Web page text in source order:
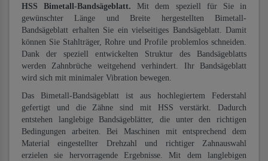
HSS Bimetall-Bandsägeblatt. Mit dem speziell für Sie in
gewünschter Länge und Breite hergestellten Bimetall-
Bandsägeblatt erhalten Sie ein vielseitiges Bandsägeblatt. Damit
können Sie Stahlträger, Rohre und Profile problemlos schneiden.
Dank der speziell entwickelten Struktur des Bandsägeblatts
werden Zahnbrüche weitgehend verhindert. Ihr Bandsägeblatt
wird sich mit minimaler Vibration bewegen.
Das Bimetall-Bandsägeblatt ist aus hochlegiertem Federstahl
gefertigt und die Zähne sind mit HSS verstärkt. Dadurch
entstehen langlebige Bandsägeblätter, die unter den richtigen
Bedingungen arbeiten. Bei Maschinen mit entsprechend dem
Material eingestellter Drehzahl und richtiger Zahnauswahl
erzielen sie hervorragende Ergebnisse. Mit dem langlebigen